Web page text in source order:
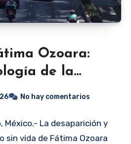
Ozoara:
de la
y el hallazgo
CDMX
No hay comentarios
México.- La desaparición y
sin vida de Fátima Ozoara